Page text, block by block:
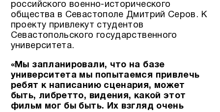
российского военно-исторического
общества в Севастополе Дмитрий Серов. К
проекту привлекут студентов
Севастопольского государственного
университета.
«Мы запланировали, что на базе
университета мы попытаемся привлечь
ребят к написанию сценария, может
быть, либретто, видения, какой этот
фильм мог бы быть. Их взгляд очень